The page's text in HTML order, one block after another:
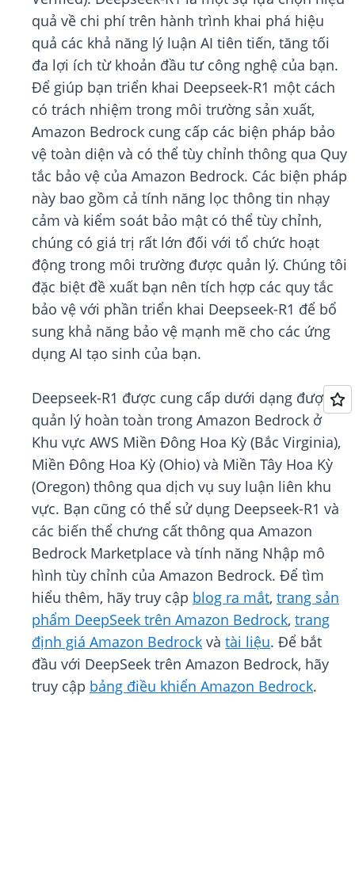
quả về chi phí trên hành trình khai phá hiệu
quả các khả năng lý luận AI tiên tiến, tăng tối
đa lợi ích từ khoản đầu tư công nghệ của bạn.
Để giúp bạn triển khai Deepseek-R1 một cách
có trách nhiệm trong môi trường sản xuất,
Amazon Bedrock cung cấp các biện pháp bảo
vệ toàn diện và có thể tùy chỉnh thông qua Quy
tắc bảo vệ của Amazon Bedrock. Các biện pháp
này bao gồm cả tính năng lọc thông tin nhạy
cảm và kiểm soát bảo mật có thể tùy chỉnh,
chúng có giá trị rất lớn đối với tổ chức hoạt
động trong môi trường được quản lý. Chúng tôi
đặc biệt đề xuất bạn nên tích hợp các quy tắc
bảo vệ với phần triển khai Deepseek-R1 để bổ
sung khả năng bảo vệ mạnh mẽ cho các ứng
dụng AI tạo sinh của bạn.
Deepseek-R1 được cung cấp dưới dạng được
quản lý hoàn toàn trong Amazon Bedrock ở
Khu vực AWS Miền Đông Hoa Kỳ (Bắc Virginia),
Miền Đông Hoa Kỳ (Ohio) và Miền Tây Hoa Kỳ
(Oregon) thông qua dịch vụ suy luận liên khu
vực. Bạn cũng có thể sử dụng Deepseek-R1 và
các biến thể chưng cất thông qua Amazon
Bedrock Marketplace và tính năng Nhập mô
hình tùy chỉnh của Amazon Bedrock. Để tìm
hiểu thêm, hãy truy cập blog ra mắt, trang sản
phẩm DeepSeek trên Amazon Bedrock, trang
định giá Amazon Bedrock và tài liệu. Để bắt
đầu với DeepSeek trên Amazon Bedrock, hãy
truy cập bảng điều khiển Amazon Bedrock.